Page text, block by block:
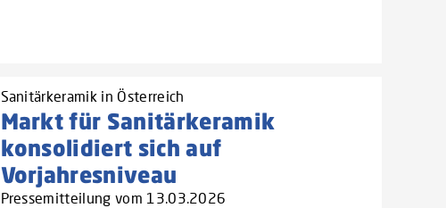
Sanitärkeramik in Österreich
Markt für Sanitärkeramik
konsolidiert sich auf
Vorjahresniveau
Pressemitteilung vom 13.03.2026